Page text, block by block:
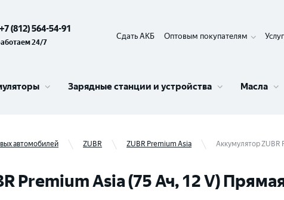
+7 (812) 564-54-91
24/7
Сдать АКБ Оптовым покупателям
Зарядные станции и устройства Масла
автомобилей ZUBR ZUBR Premium Asia Аккумулятор ZUBR
Premium Asia (75 Ач, 12 V)